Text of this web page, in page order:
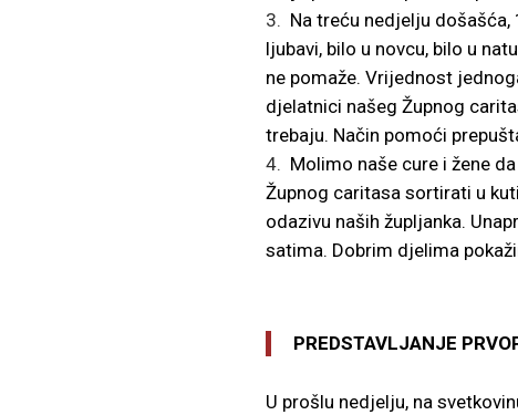
Na treću nedjelju
ljubavi, bilo u novcu, bilo u
ne pomaže. Vrijednost
djelatnici našeg Župnog
trebaju. Način pomoći
Molimo naše cure i žene da
Župnog caritasa sortirati u
odazivu naših župljanka.
satima. Dobrim djelima
PREDSTAVLJANJE
U prošlu nedjelju, na